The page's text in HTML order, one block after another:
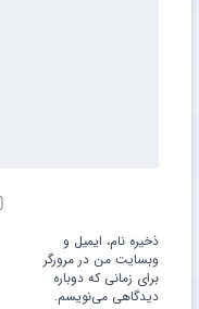
ذخیره نام، ایمیل و
وبسایت من در مرورگر
برای زمانی که دوباره
دیدگاهی می‌نویسم.